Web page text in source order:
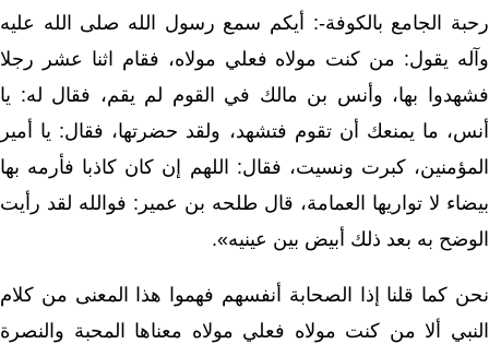
رحبة الجامع بالكوفة-: أيكم سمع رسول الله صلى الله عليه
وآله يقول: من كنت مولاه فعلي مولاه، فقام اثنا عشر رجلا
فشهدوا بها، وأنس بن مالك في القوم لم يقم، فقال له: يا
أنس، ما يمنعك أن تقوم فتشهد، ولقد حضرتها، فقال: يا أمير
المؤمنين، كبرت ونسيت، فقال: اللهم إن كان كاذبا فأرمه بها
بيضاء لا تواريها العمامة، قال طلحه بن عمير: فوالله لقد رأيت
الوضح به بعد ذلك أبيض بين عينيه».
نحن كما قلنا إذا الصحابة أنفسهم فهموا هذا المعنى من كلام
النبي ألا من كنت مولاه فعلي مولاه معناها المحبة والنصرة